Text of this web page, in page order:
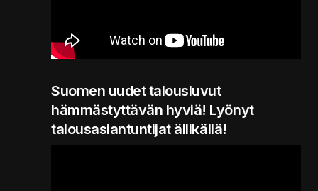
Suomen uudet talousluvut
hämmästyttävän hyviä! Lyönyt
talousasiantuntijat ällikällä!